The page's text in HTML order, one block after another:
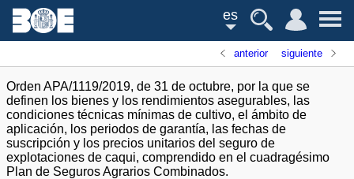
es
anterior siguiente
Orden APA/1119/2019, de 31 de octubre, por la que se
definen los bienes y los rendimientos asegurables, las
condiciones técnicas mínimas de cultivo, el ámbito de
aplicación, los periodos de garantía, las fechas de
suscripción y los precios unitarios del seguro de
explotaciones de caqui, comprendido en el cuadragésimo
Plan de Seguros Agrarios Combinados.